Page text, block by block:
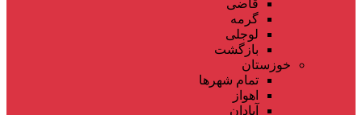
قاضی
گرمه
لوجلی
بازگشت
خوزستان
تمام شهر‌ها
اهواز
آبادان